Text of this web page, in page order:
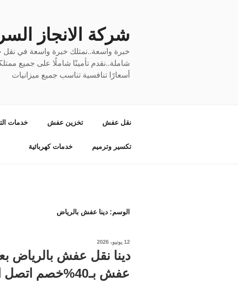
شركة الانجاز
خبرة واسعة..نمتلك خبرة واسعة في نقل
شاملة..نقدم تأمينًا شاملًا على جميع
أسعارًا تنافسية تناسب جميع ميزانيات
نقل عفش تخزين عفش خدمات
تكسير وترميم خدمات كهربائية
الوسم: دينا عفش بالرياض
نُشر
12 يونيو، 2026
عفش بـ40%خصم اتصل الان